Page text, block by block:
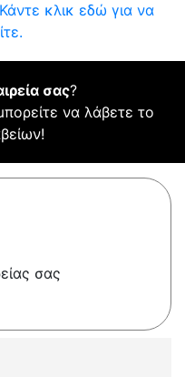
Κάντε κλικ εδώ για να
σας?
να λάβετε το
σας